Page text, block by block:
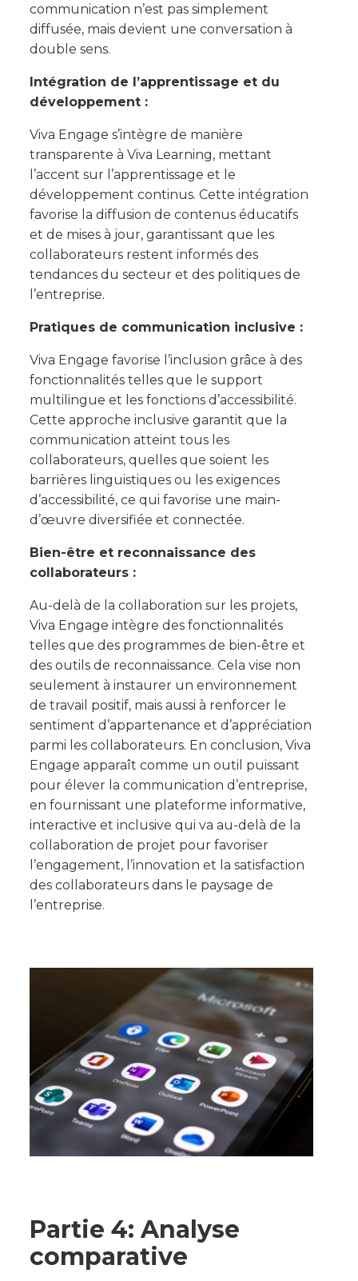
communication n’est pas simplement
diffusée, mais devient une conversation à
double sens.
Intégration de l’apprentissage et du
développement :
Viva Engage s’intègre de manière
transparente à Viva Learning, mettant
l’accent sur l’apprentissage et le
développement continus. Cette intégration
favorise la diffusion de contenus éducatifs
et de mises à jour, garantissant que les
collaborateurs restent informés des
tendances du secteur et des politiques de
l’entreprise.
Pratiques de communication inclusive :
Viva Engage favorise l’inclusion grâce à des
fonctionnalités telles que le support
multilingue et les fonctions d’accessibilité.
Cette approche inclusive garantit que la
communication atteint tous les
collaborateurs, quelles que soient les
barrières linguistiques ou les exigences
d’accessibilité, ce qui favorise une main-
d’œuvre diversifiée et connectée.
Bien-être et reconnaissance des
collaborateurs :
Au-delà de la collaboration sur les projets,
Viva Engage intègre des fonctionnalités
telles que des programmes de bien-être et
des outils de reconnaissance. Cela vise non
seulement à instaurer un environnement
de travail positif, mais aussi à renforcer le
sentiment d’appartenance et d’appréciation
parmi les collaborateurs. En conclusion, Viva
Engage apparaît comme un outil puissant
pour élever la communication d’entreprise,
en fournissant une plateforme informative,
interactive et inclusive qui va au-delà de la
collaboration de projet pour favoriser
l’engagement, l’innovation et la satisfaction
des collaborateurs dans le paysage de
l’entreprise.
Partie 4: Analyse
comparative